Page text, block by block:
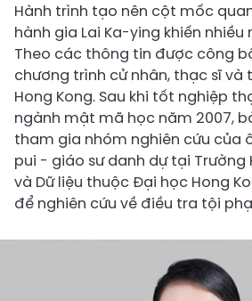
Hành trình tạo nên cột mốc
hành gia Lai Ka-ying khiến
Theo các thông tin được công
chương trình cử nhân, thạc sĩ và
Hong Kong. Sau khi tốt nghiệp
ngành mật mã học năm 2007,
tham gia nhóm nghiên cứu của
pui - giáo sư danh dự tại Trường
và Dữ liệu thuộc Đại học Hong
để nghiên cứu về điều tra tội